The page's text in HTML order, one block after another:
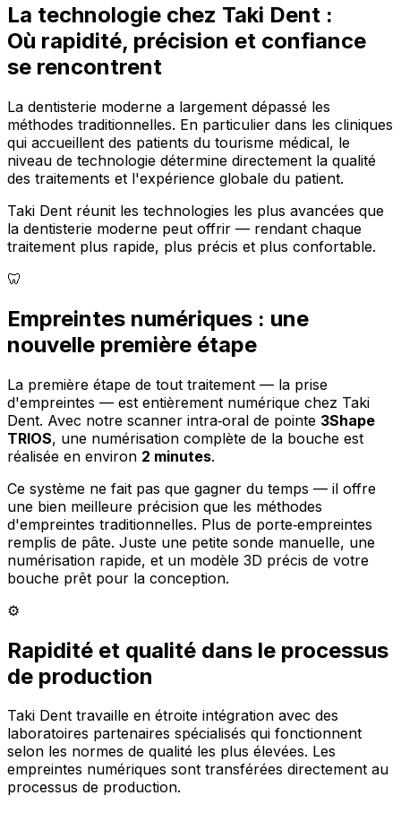
La technologie chez Taki Dent :
Où rapidité, précision et confiance
se rencontrent
La dentisterie moderne a largement dépassé les
méthodes traditionnelles. En particulier dans les cliniques
qui accueillent des patients du tourisme médical, le
niveau de technologie détermine directement la qualité
des traitements et l'expérience globale du patient.
Taki Dent réunit les technologies les plus avancées que
la dentisterie moderne peut offrir — rendant chaque
traitement plus rapide, plus précis et plus confortable.
🦷
Empreintes numériques : une
nouvelle première étape
La première étape de tout traitement — la prise
d'empreintes — est entièrement numérique chez Taki
Dent. Avec notre scanner intra‑oral de pointe 3Shape
TRIOS, une numérisation complète de la bouche est
réalisée en environ 2 minutes.
Ce système ne fait pas que gagner du temps — il offre
une bien meilleure précision que les méthodes
d'empreintes traditionnelles. Plus de porte‑empreintes
remplis de pâte. Juste une petite sonde manuelle, une
numérisation rapide, et un modèle 3D précis de votre
bouche prêt pour la conception.
⚙️
Rapidité et qualité dans le processus
de production
Taki Dent travaille en étroite intégration avec des
laboratoires partenaires spécialisés qui fonctionnent
selon les normes de qualité les plus élevées. Les
empreintes numériques sont transférées directement au
processus de production.